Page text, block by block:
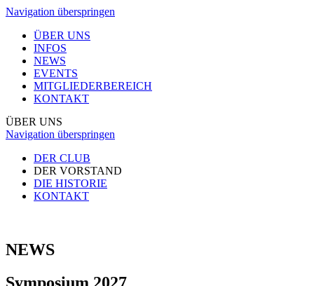
Navigation überspringen
ÜBER UNS
INFOS
NEWS
EVENTS
MITGLIEDERBEREICH
KONTAKT
ÜBER UNS
Navigation überspringen
DER CLUB
DER VORSTAND
DIE HISTORIE
KONTAKT
NEWS